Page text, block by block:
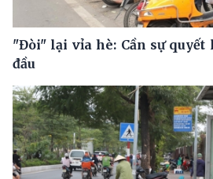
"Đòi" lại vỉa hè: Cần sự quyết
đầu